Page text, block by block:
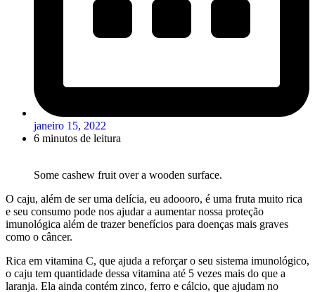
janeiro 15, 2022
6 minutos de leitura
Some cashew fruit over a wooden surface.
O caju, além de ser uma delícia, eu adoooro, é uma fruta muito rica
e seu consumo pode nos ajudar a aumentar nossa proteção
imunológica além de trazer benefícios para doenças mais graves
como o câncer.
Rica em vitamina C, que ajuda a reforçar o seu sistema imunológico,
o caju tem quantidade dessa vitamina até 5 vezes mais do que a
laranja. Ela ainda contém zinco, ferro e cálcio, que ajudam no